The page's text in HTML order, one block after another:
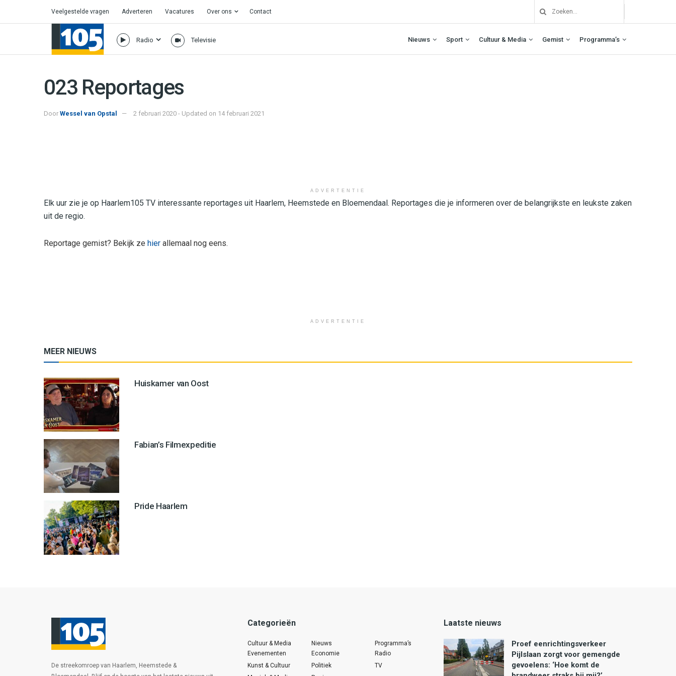
Veelgestelde vragen Adverteren Vacatures Over ons Contact
Radio Televisie Nieuws Sport Cultuur & Media Gemist Programma’s
023 Reportages
Door Wessel van Opstal 2 februari 2020 - Updated on 14 februari 2021
ADVERTENTIE
Elk uur zie je op Haarlem105 TV interessante reportages uit Haarlem, Heemstede en Bloemendaal. Reportages die je informeren over de belangrijkste en leukste zaken
uit de regio.
Reportage gemist? Bekijk ze hier allemaal nog eens.
ADVERTENTIE
MEER NIEUWS
Huiskamer van Oost
Fabian’s Filmexpeditie
Pride Haarlem
De streekomroep van Haarlem, Heemstede &
Categorieën
Cultuur & Media
Evenementen
Kunst & Cultuur
Nieuws
Economie
Politiek
Programma’s
Radio
TV
Laatste nieuws
Proef eenrichtingsverkeer
Pijlslaan zorgt voor gemengde
gevoelens: ‘Hoe komt de